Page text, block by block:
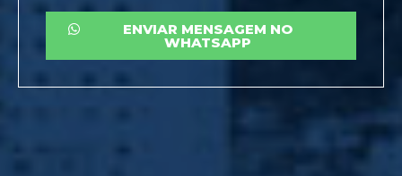
ENVIAR MENSAGEM NO
WHATSAPP